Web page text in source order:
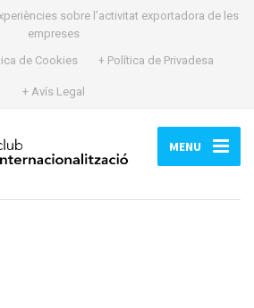
sobre l’activitat exportadora de les
empreses
de Cookies + Política de Privadesa
+ Avís Legal
MENU